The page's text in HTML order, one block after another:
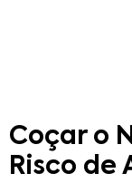
Coçar o
Risco de